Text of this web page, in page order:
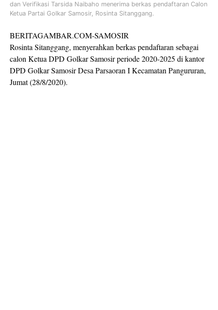
dan Verifikasi Tarsida Naibaho menerima berkas pendaftaran Calon
Ketua Partai Golkar Samosir, Rosinta Sitanggang.
BERITAGAMBAR.COM-SAMOSIR
Rosinta Sitanggang, menyerahkan berkas pendaftaran sebagai
calon Ketua DPD Golkar Samosir periode 2020-2025 di kantor
DPD Golkar Samosir Desa Parsaoran I Kecamatan Pangururan,
Jumat (28/8/2020).